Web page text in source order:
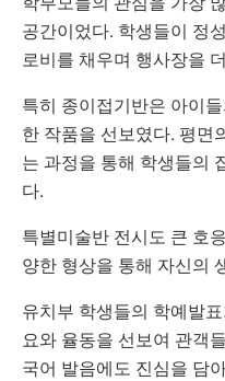
공간이었다. 학생들이 정
로비를 채우며 행사장을
특히 종이접기반은 아이
한 작품을 선보였다. 평면
는 과정을 통해 학생들의
다.
특별미술반 전시도 큰 호
양한 형상을 통해 자신의
유치부 학생들의 학예발
요와 율동을 선보여 관객
국어 발음에도 진심을 담